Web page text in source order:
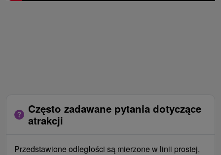
Często zadawane pytania dotyczące
atrakcji
Przedstawione odległości są mierzone w linii prostej,